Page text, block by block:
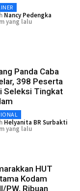
Nancy Pedengka
yang lalu
Panda Caba
398 Peserta
Seleksi Tingkat
Helyanita BR Surbakti
yang lalu
HUT
Kodam
PW, Ribuan